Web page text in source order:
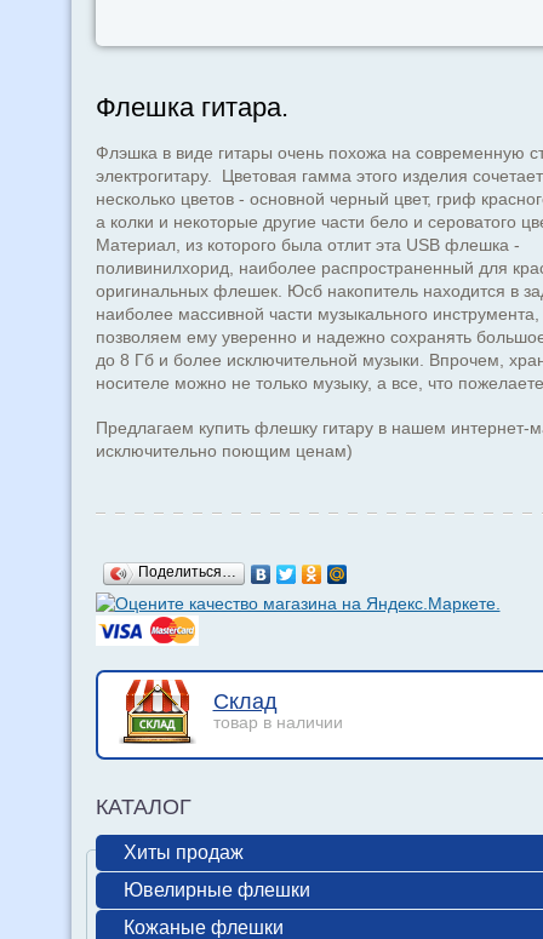
Флешка гитара.
Флэшка в виде гитары очень похожа на современную
электрогитару. Цветовая гамма этого изделия
несколько цветов - основной черный цвет, гриф
а колки и некоторые другие части бело и сероватого
Материал, из которого была отлит эта USB флешка -
поливинилхорид, наиболее распространенный для
оригинальных флешек. Юсб накопитель находится в
наиболее массивной части музыкального инструмента,
позволяем ему уверенно и надежно сохранять
до 8 Гб и более исключительной музыки. Впрочем,
носителе можно не только музыку, а все, что
Предлагаем купить флешку гитару в нашем интернет-
исключительно поющим ценам)
Поделиться…
Склад
товар в наличии
КАТАЛОГ
Хиты продаж
Ювелирные флешки
Кожаные флешки